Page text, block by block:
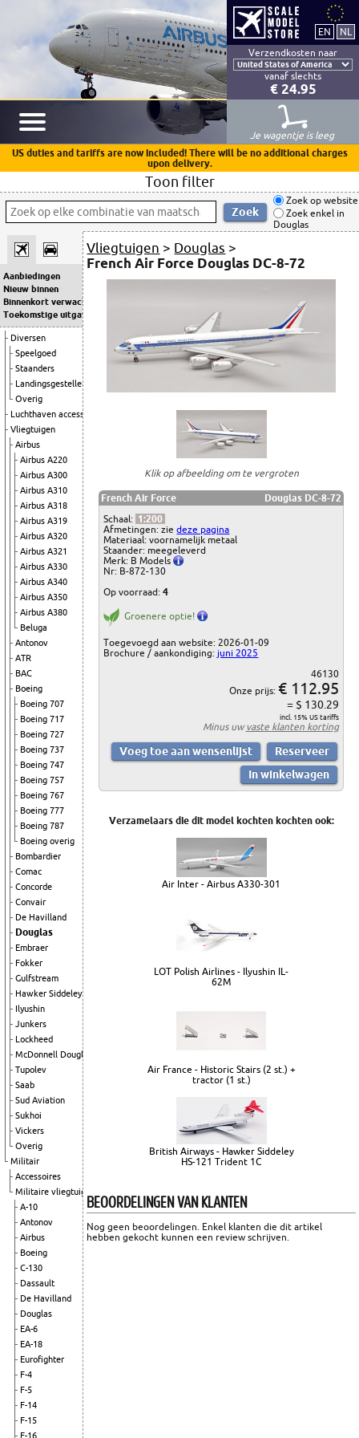
Verzendkosten naar
vanaf slechts
€ 24.95
Je wagentje is leeg
US duties and tariffs are now included! There will be no additional charges
upon delivery.
Toon filter
Zoek op website
Zoek enkel in
Douglas
Aanbiedingen
Nieuw binnen
Binnenkort verwacht
Toekomstige uitgaven
Diversen
Speelgoed
Staanders
Landingsgestellen
Overig
Luchthaven accessoires
Vliegtuigen
Airbus
Airbus A220
Airbus A300
Airbus A310
Airbus A318
Airbus A319
Airbus A320
Airbus A321
Airbus A330
Airbus A340
Airbus A350
Airbus A380
Beluga
Antonov
ATR
BAC
Boeing
Boeing 707
Boeing 717
Boeing 727
Boeing 737
Boeing 747
Boeing 757
Boeing 767
Boeing 777
Boeing 787
Boeing overig
Bombardier
Comac
Concorde
Convair
De Havilland
Douglas
Embraer
Fokker
Gulfstream
Hawker Siddeley
Ilyushin
Junkers
Lockheed
McDonnell Douglas
Tupolev
Saab
Sud Aviation
Sukhoi
Vickers
Overig
Militair
Accessoires
Militaire vliegtuigen
A-10
Antonov
Airbus
Boeing
C-130
Dassault
De Havilland
Douglas
EA-6
EA-18
Eurofighter
F-4
F-5
F-14
F-15
F-16
Vliegtuigen > Douglas >
French Air Force Douglas DC-8-72
Klik op afbeelding om te vergroten
French Air Force
Douglas DC-8-72
Schaal: 1:200
Afmetingen: ziedeze pagina
Materiaal: voornamelijk metaal
Staander: meegeleverd
Merk: B Models
Nr: B-872-130
Op voorraad:4
Groenere optie!
Toegevoegd aan website: 2026-01-09
Brochure / aankondiging: juni 2025
46130
Onze prijs: € 112.95
= $ 130.29
incl. 15% US tariffs
Minus uwvaste klanten korting
Verzamelaars die dit model kochten kochten ook:
Air Inter - Airbus A330-301
LOT Polish Airlines - Ilyushin IL-
62M
Air France - Historic Stairs (2 st.) +
tractor (1 st.)
British Airways - Hawker Siddeley
HS-121 Trident 1C
BEOORDELINGEN VAN KLANTEN
Nog geen beoordelingen. Enkel klanten die dit artikel
hebben gekocht kunnen een review schrijven.